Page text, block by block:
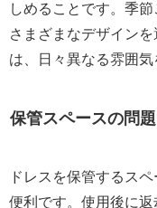
しめることです。季
さまざまなデザイン
は、日々異なる雰囲気
保管スペースの問
ドレスを保管するス
便利です。使用後に